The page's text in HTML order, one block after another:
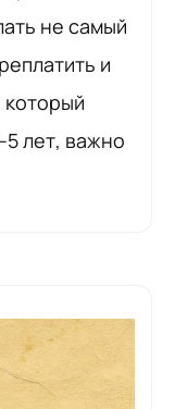
не самый
и
который
лет, важно